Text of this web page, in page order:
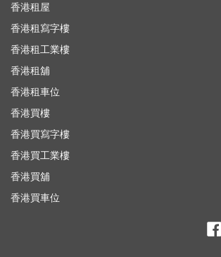
香港租屋
香港租寫字樓
香港租工業樓
香港租舖
香港租車位
香港買樓
香港買寫字樓
香港買工業樓
香港買舖
香港買車位